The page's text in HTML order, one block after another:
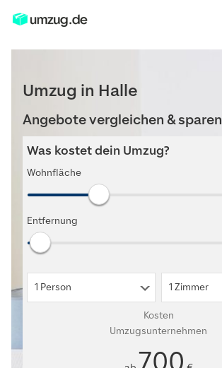
Umzug in Halle
Angebote vergleichen & sparen
Was kostet dein Umzug?
Wohnfläche
Entfernung
1 Person 1 Zimmer
Kosten
Umzugsunternehmen